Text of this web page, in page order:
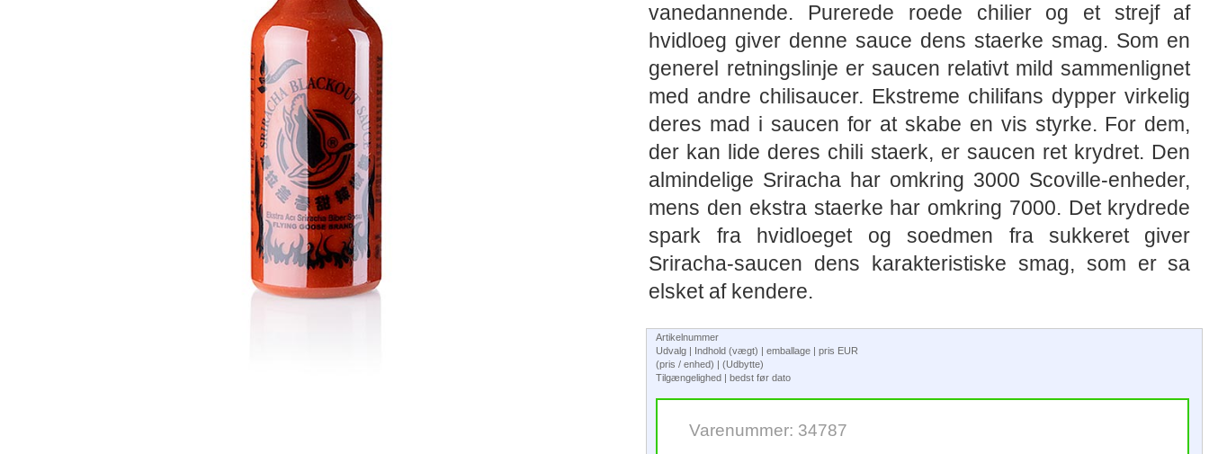
vanedannende. Purerede roede chilier og et strejf af
hvidloeg giver denne sauce dens staerke smag. Som en
generel retningslinje er saucen relativt mild sammenlignet
med andre chilisaucer. Ekstreme chilifans dypper virkelig
deres mad i saucen for at skabe en vis styrke. For dem,
der kan lide deres chili staerk, er saucen ret krydret. Den
almindelige Sriracha har omkring 3000 Scoville-enheder,
mens den ekstra staerke har omkring 7000. Det krydrede
spark fra hvidloeget og soedmen fra sukkeret giver
Sriracha-saucen dens karakteristiske smag, som er sa
elsket af kendere.
Artikelnummer
Udvalg | Indhold (vægt) | emballage | pris EUR
(pris / enhed) | (Udbytte)
Tilgængelighed | bedst før dato
Varenummer: 34787